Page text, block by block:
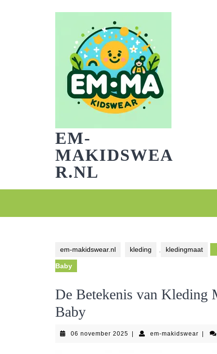
EM-
MAKIDSWEA
R.NL
em-makidswear.nl kleding kledingmaat
Baby
De Betekenis van Kleding
Baby
06 november 2025 06
em-makidswear em-